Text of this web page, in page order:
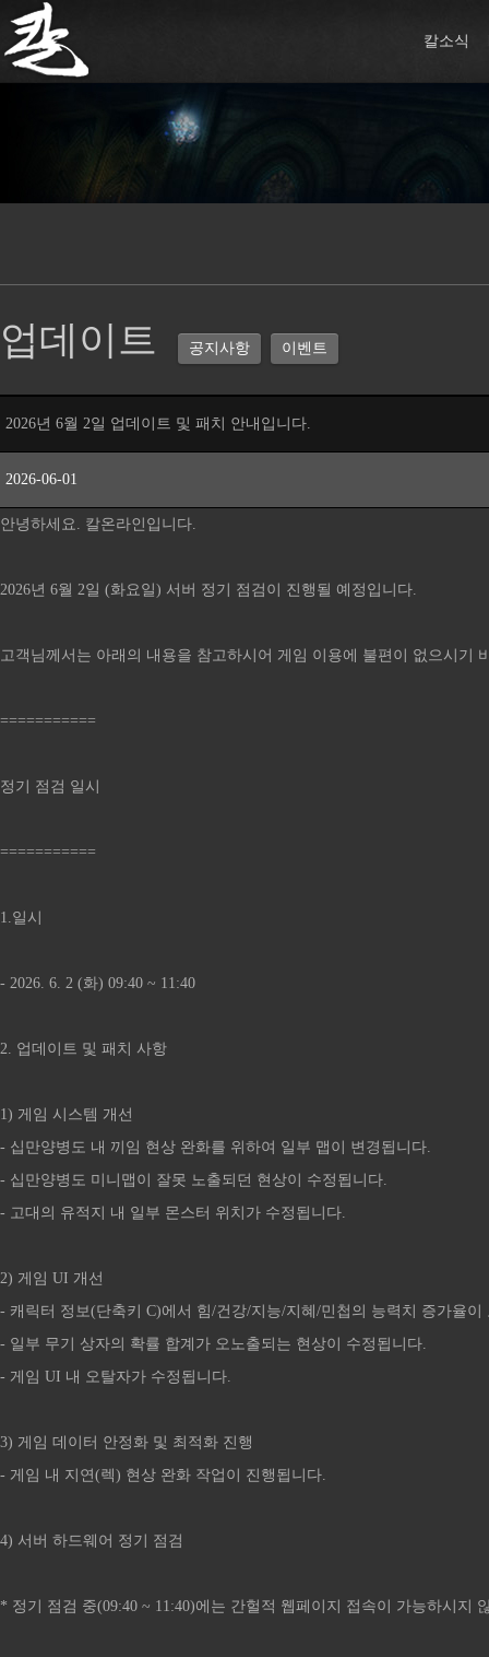
칼소식
업데이트 공지사항 이벤트
2026년 6월 2일 업데이트 및 패치 안내입니다.
2026-06-01
안녕하세요. 칼온라인입니다.
2026년 6월 2일 (화요일) 서버 정기 점검이 진행될 예정입니다.
고객님께서는 아래의 내용을 참고하시어 게임 이용에 불편이 없으시기
===========
정기 점검 일시
===========
1.일시
- 2026. 6. 2 (화) 09:40 ~ 11:40
2. 업데이트 및 패치 사항
1) 게임 시스템 개선
- 십만양병도 내 끼임 현상 완화를 위하여 일부 맵이 변경됩니다.
- 십만양병도 미니맵이 잘못 노출되던 현상이 수정됩니다.
- 고대의 유적지 내 일부 몬스터 위치가 수정됩니다.
2) 게임 UI 개선
- 캐릭터 정보(단축키 C)에서 힘/건강/지능/지혜/민첩의 능력치 증가율
- 일부 무기 상자의 확률 합계가 오노출되는 현상이 수정됩니다.
- 게임 UI 내 오탈자가 수정됩니다.
3) 게임 데이터 안정화 및 최적화 진행
- 게임 내 지연(렉) 현상 완화 작업이 진행됩니다.
4) 서버 하드웨어 정기 점검
* 정기 점검 중(09:40 ~ 11:40)에는 간헐적 웹페이지 접속이 가능하시지